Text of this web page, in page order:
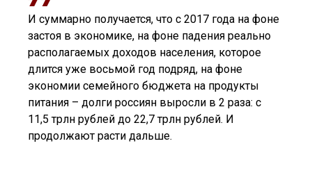
И суммарно получается, что с 2017 года на фоне
застоя в экономике, на фоне падения реально
располагаемых доходов населения, которое
длится уже восьмой год подряд, на фоне
экономии семейного бюджета на продукты
питания – долги россиян выросли в 2 раза: с
11,5 трлн рублей до 22,7 трлн рублей. И
продолжают расти дальше.